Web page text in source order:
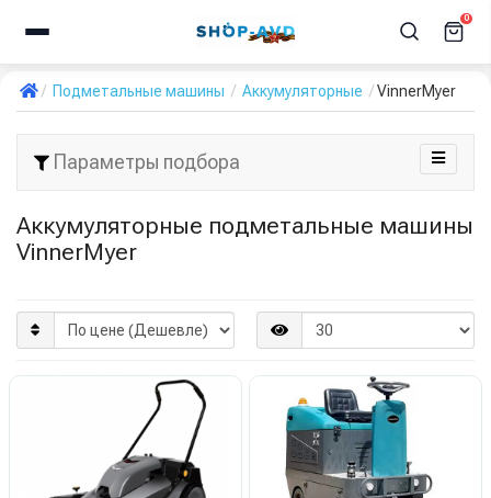
0
Подметальные машины Аккумуляторные VinnerMyer
Параметры подбора
Аккумуляторные подметальные машины
VinnerMyer